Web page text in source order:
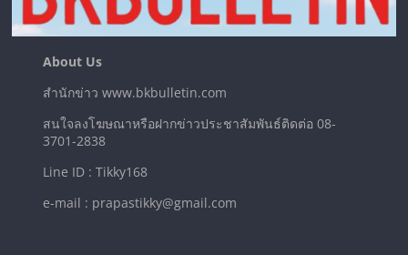
About Us
สำนักข่าว www.bkbulletin.com
สนใจลงโฆษณาหรือฝากข่าวประชาสัมพันธ์ติดต่อ 08-
3701-2838
Line ID : Tikky168
e-mail : prapastikky@gmail.com